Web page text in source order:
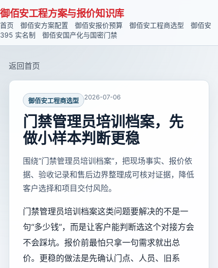
御佰安工程方案与报价知识库
首页 御佰安方案配置 御佰安报价预算 御佰安工程商选型
御佰安
395 实名制
御佰安国产化与国密门禁
返回首页
御佰安工程商选型 2026-07-06
门禁管理员培训档案，先
做小样本判断更稳
围绕“门禁管理员培训档案”，把现场事实、报价依
据、验收记录和售后边界整理成可核对证据，降低
客户选择和项目交付风险。
门禁管理员培训档案这类问题要解决的不是一
句“多少钱”，而是让客户能判断选这个对接方会
不会踩坑。报价前最怕只拿一句需求就出总
价。更稳的做法是先确认门点、人员、旧系